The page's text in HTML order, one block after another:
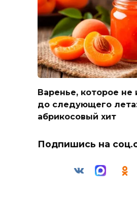
Варенье, которое не
до следующего
абрикосовый хит
Подпишись на